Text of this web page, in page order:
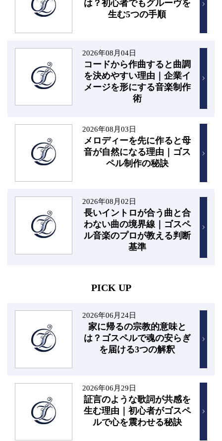
は？初心者でもグルーヴを
生む5つの手順
2026年08月04日
コードから作曲すると曲調
を決めやすい理由｜企業イ
メージを形にする音楽制作
術
2026年08月03日
メロディーを先に作ると母
音が自然になる理由｜ゴス
ペル制作の秘訣
2026年08月02日
長いイントロが合う曲と合
わない曲の境界線｜ゴスペ
ル音楽のプロが教える判断
基準
PICK UP
2026年06月24日
家に帰るの宗教的意味と
は？ゴスペルで魂の安らぎ
を届ける3つの解釈
2026年06月29日
証言のような歌詞が共感を
生む理由｜初心者がゴスペ
ルで心を震わせる秘訣